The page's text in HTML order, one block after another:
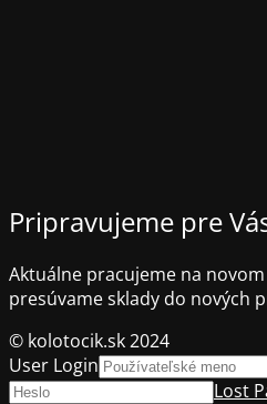
Pripravujeme pre
Aktuálne pracujeme na
presúvame sklady do nových
© kolotocik.sk 2024
User Login
Lost